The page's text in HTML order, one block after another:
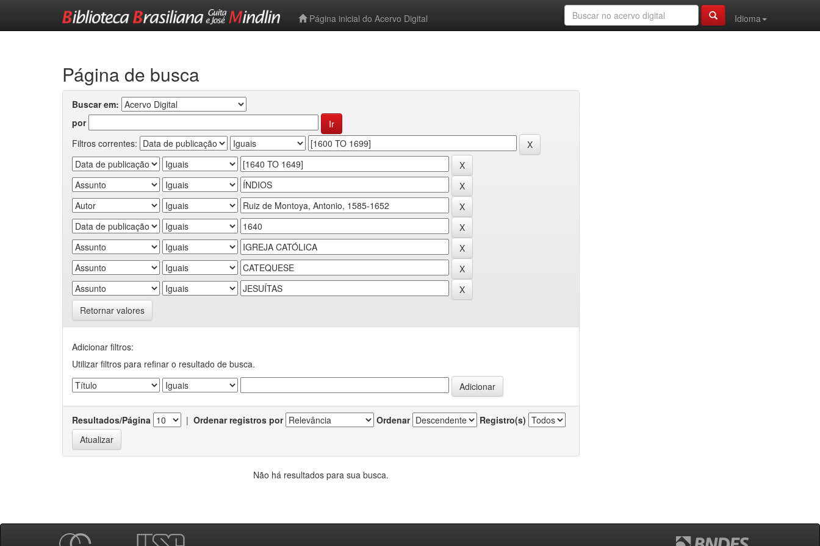
Página inicial do Acervo Digital
Idioma
Página de busca
Buscar em:
por
Filtros correntes:
Retornar valores
Adicionar filtros:
Utilizar filtros para refinar o resultado de busca.
Resultados/Página | Ordenar registros por Ordenar Registro(s)
Não há resultados para sua busca.